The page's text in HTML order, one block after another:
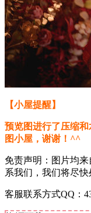
【小屋提醒】
预览图进行了压缩和
图小屋，谢谢！^^
免责声明：图片均
系我们，我们将尽快
客服联系方式QQ：